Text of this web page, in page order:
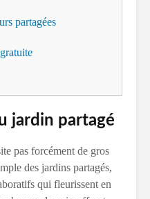
partagées
jardin partagé
pas forcément de gros
des jardins partagés,
qui fleurissent en